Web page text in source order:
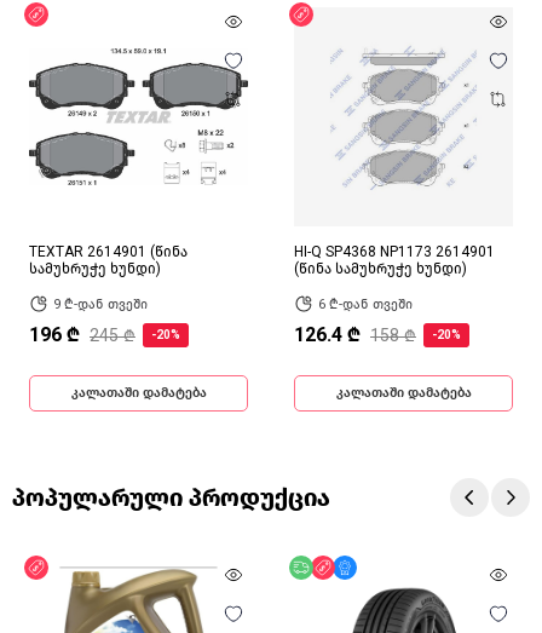
TEXTAR 2614901 (წინა
სამუხრუჭე ხუნდი)
9 ₾-დან თვეში
196 ₾ 245 ₾ -20%
კალათაში დამატება
HI-Q SP4368 NP1173 2614901
(წინა სამუხრუჭე ხუნდი)
6 ₾-დან თვეში
126.4 ₾ 158 ₾ -20%
კალათაში დამატება
პოპულარული პროდუქცია
ფასდაკლება უფასო მიწოდება
ფასდაკლება